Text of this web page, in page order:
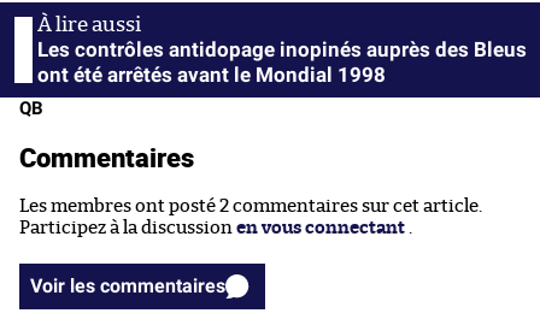
Les contrôles antidopage inopinés auprès des Bleus
ont été arrêtés avant le Mondial 1998
QB
Commentaires
Les membres ont posté 2 commentaires sur cet article.
Participez à la discussion en vous connectant
Voir les commentaires